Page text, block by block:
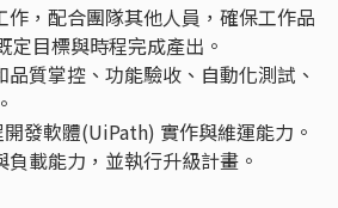
作，配合團隊其他人員，確保工作品
定目標與時程完成產出。
質掌控、功能驗收、自動化測試、
發軟體(UiPath) 實作與維運能力。
載能力，並執行升級計畫。